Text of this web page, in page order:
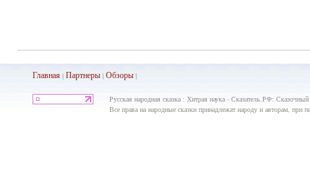
Главная| Партнеры| Обзоры|
Русская народная сказка : Хитрая наука - Сказатель.РФ: Сказочный
Все права на народные сказки принадлежат народу и авторам, при